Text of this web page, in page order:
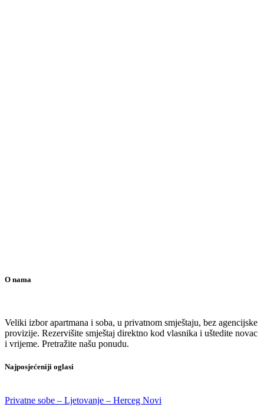
O nama
Veliki izbor apartmana i soba, u privatnom smještaju, bez agencijske
provizije. Rezervišite smještaj direktno kod vlasnika i uštedite novac
i vrijeme. Pretražite našu ponudu.
Najposjećeniji oglasi
Privatne sobe – Ljetovanje – Herceg Novi